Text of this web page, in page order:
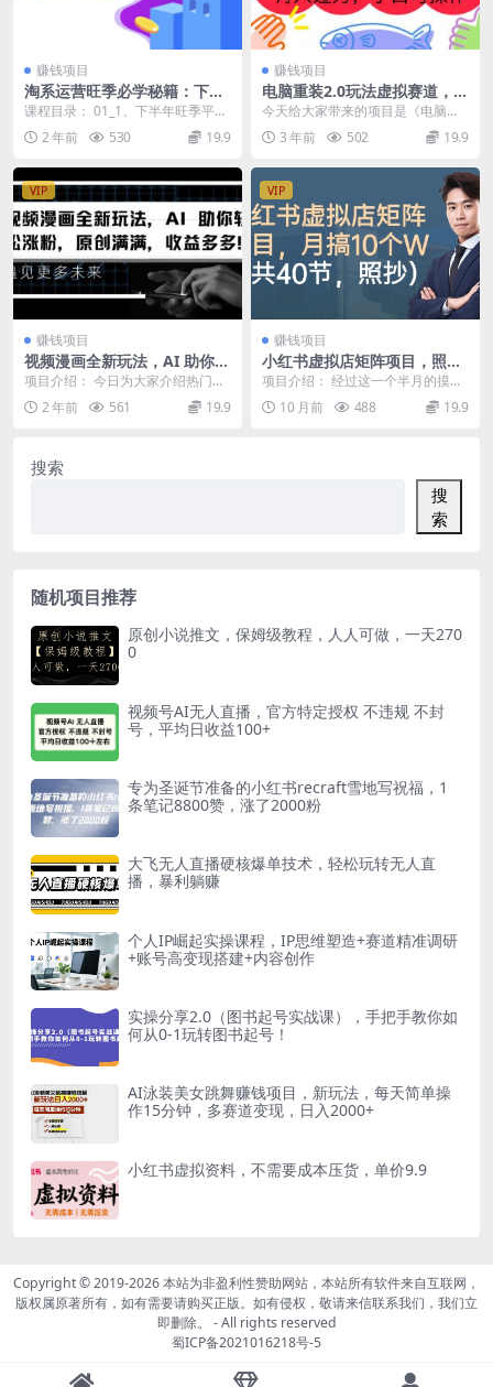
赚钱项目
淘系运营旺季必学秘籍：下半
年流量新玩法：搜索+推荐全
课程目录： 01_1、下半年旺季平台
趋势和动态 02_2、店铺基础搭建三
要素（关...
2 年前 530 19.9
赚钱项目
电脑重装2.0玩法虚拟赛道，长
期蓝海项目 一单29.9不等 月
今天给大家带来的项目是《电脑重
装2.0玩法虚拟赛道，长期蓝海项
目，一单29.9不...
3 年前 502 19.9
VIP
赚钱项目
视频漫画全新玩法，AI 助你轻
松涨粉，原创满满，收益多多
项目介绍： 今日为大家介绍热门治
愈系视频生成动漫项目，操作简
单，找热门素材搬运发...
2 年前 561 19.9
VIP
赚钱项目
小红书虚拟店矩阵项目，照抄
照做，月搞1W+（共40节）
项目介绍： 经过这一个半月的摸索
试错，我才发现，那么多乱七八糟
的项目，统统不如小...
10 月前 488 19.9
搜索
搜
索
随机项目推荐
原创小说推文，保姆级教程，人人可做，一天270
0
视频号AI无人直播，官方特定授权 不违规 不封
号，平均日收益100+
专为圣诞节准备的小红书recraft雪地写祝福，1
条笔记8800赞，涨了2000粉
大飞无人直播硬核爆单技术，轻松玩转无人直
播，暴利躺赚
个人IP崛起实操课程，IP思维塑造+赛道精准调研
+账号高变现搭建+内容创作
实操分享2.0（图书起号实战课），手把手教你如
何从0-1玩转图书起号！
AI泳装美女跳舞赚钱项目，新玩法，每天简单操
作15分钟，多赛道变现，日入2000+
小红书虚拟资料，不需要成本压货，单价9.9
Copyright © 2019-2026本站为非盈利性赞助网站，本站所有软件来自互联网，
版权属原著所有，如有需要请购买正版。如有侵权，敬请来信联系我们，我们立
即删除。
- All rights reserved
蜀ICP备2021016218号-5